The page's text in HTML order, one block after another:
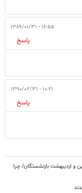
۱۶:۵۵ - ۱۳۸۹/۰۱/۳۱
پاسخ
۱۰:۲۱ - ۱۳۹۰/۰۲/۳۱
پاسخ
و اردیبهشت بازنشستگان/ چرا